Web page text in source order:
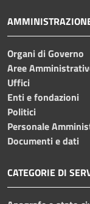
Organi di Governo
Aree
Uffici
Enti e fondazioni
Politici
Personale
Documenti e dati
CATEGORIE DI